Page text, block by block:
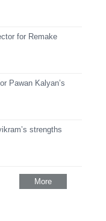
for Remake
Pawan Kalyan’s
strengths
More